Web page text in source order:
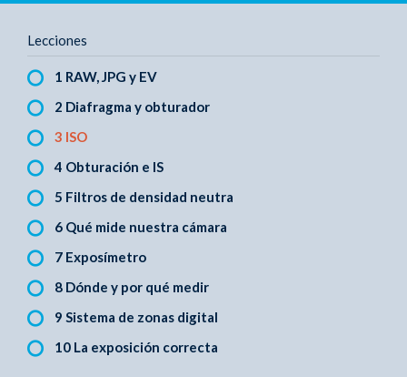
Lecciones
1 RAW, JPG y EV
2 Diafragma y obturador
3 ISO
4 Obturación e IS
5 Filtros de densidad neutra
6 Qué mide nuestra cámara
7 Exposímetro
8 Dónde y por qué medir
9 Sistema de zonas digital
10 La exposición correcta